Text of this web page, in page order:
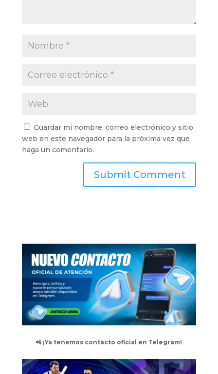
Guardar mi nombre, correo electrónico y sitio
web en este navegador para la próxima vez que
haga un comentario.
📲 ¡Ya tenemos contacto oficial en Telegram!